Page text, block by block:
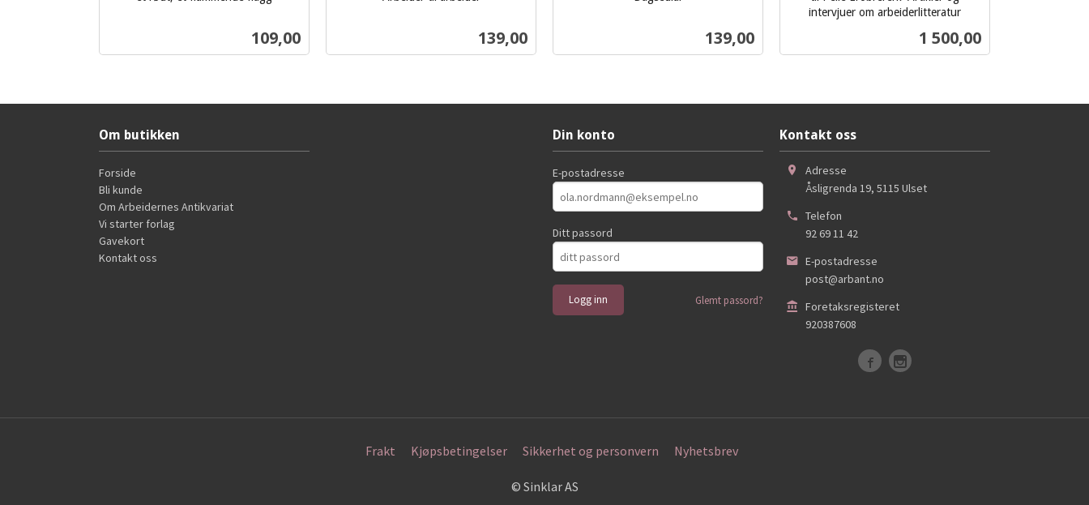
Pris
109,00 Pris
139,00 Pris
139,00
intervjuer om arbeiderlitteratur
Pris
1 500,00
Om butikken
Forside
Bli kunde
Om Arbeidernes Antikvariat
Vi starter forlag
Gavekort
Kontakt oss
Din konto
E-postadresse
Ditt passord
Glemt passord?
Kontakt oss
Adresse
Åsligrenda 19, 5115 Ulset
Telefon
92 69 11 42
E-postadresse
post@arbant.no
Foretaksregisteret
920387608
Frakt Kjøpsbetingelser Sikkerhet og personvern Nyhetsbrev
© Sinklar AS